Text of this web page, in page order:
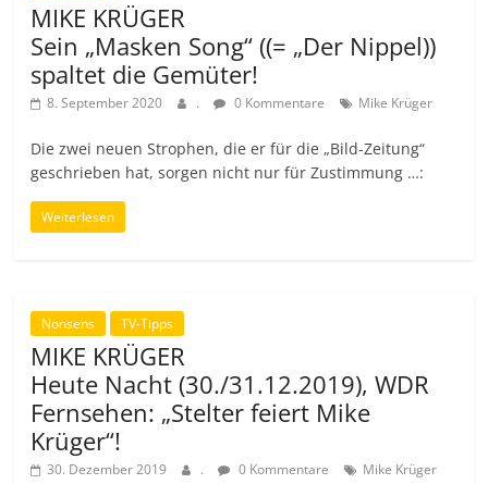
MIKE KRÜGER
Sein „Masken Song“ ((= „Der Nippel))
spaltet die Gemüter!
8. September 2020 . 0 Kommentare Mike Krüger
Die zwei neuen Strophen, die er für die „Bild-Zeitung“
geschrieben hat, sorgen nicht nur für Zustimmung …:
Weiterlesen
Nonsens TV-Tipps
MIKE KRÜGER
Heute Nacht (30./31.12.2019), WDR
Fernsehen: „Stelter feiert Mike
Krüger“!
30. Dezember 2019 . 0 Kommentare Mike Krüger